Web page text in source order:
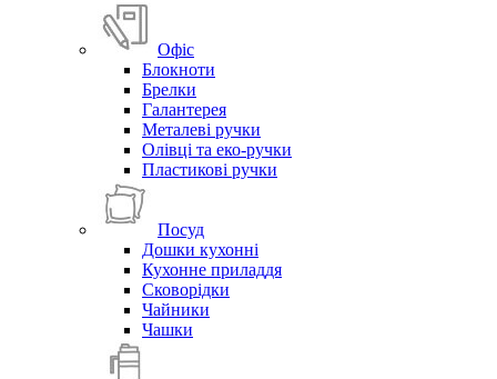
Офіс
Блокноти
Брелки
Галантерея
Металеві ручки
Олівці та еко-ручки
Пластикові ручки
Посуд
Дошки кухонні
Кухонне приладдя
Сковорідки
Чайники
Чашки